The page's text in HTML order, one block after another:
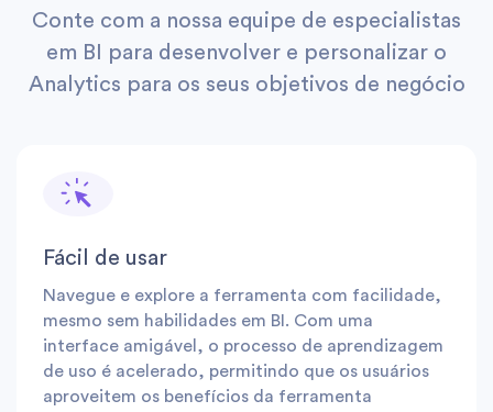
Conte com a nossa equipe de especialistas
em BI para desenvolver e personalizar o
Analytics para os seus objetivos de negócio
Fácil de usar
Navegue e explore a ferramenta com facilidade,
mesmo sem habilidades em BI. Com uma
interface amigável, o processo de aprendizagem
de uso é acelerado, permitindo que os usuários
aproveitem os benefícios da ferramenta